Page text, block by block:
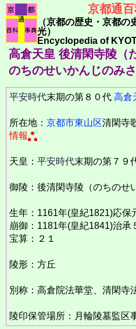
京都通
（京都の歴史・京都
光）
Encyclopedia of
高倉天皇 後清閑寺陵（
のちのせいかんじのみさ
平安時代末期の第８０代 高倉
所在地： 京都市東山区清閑
情報
天皇： 平安時代末期の第７９
御陵：後清閑寺陵（のちのせ
生年：1161年(皇紀1821)応保
崩御：1181年(皇紀1841)治承
宝算：２１
陵形：方丘
別称：高倉院法華堂、清閑寺
陵印保管場所：月輪陵墓監区